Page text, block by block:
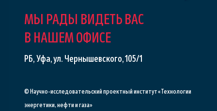
МЫ РАДЫ ВИДЕТЬ ВАС
В НАШЕМ ОФИСЕ
РБ, Уфа, ул. Чернышевского, 105/1
© Научно-исследовательский проектный институт «Технологии
энергетики, нефти и газа»